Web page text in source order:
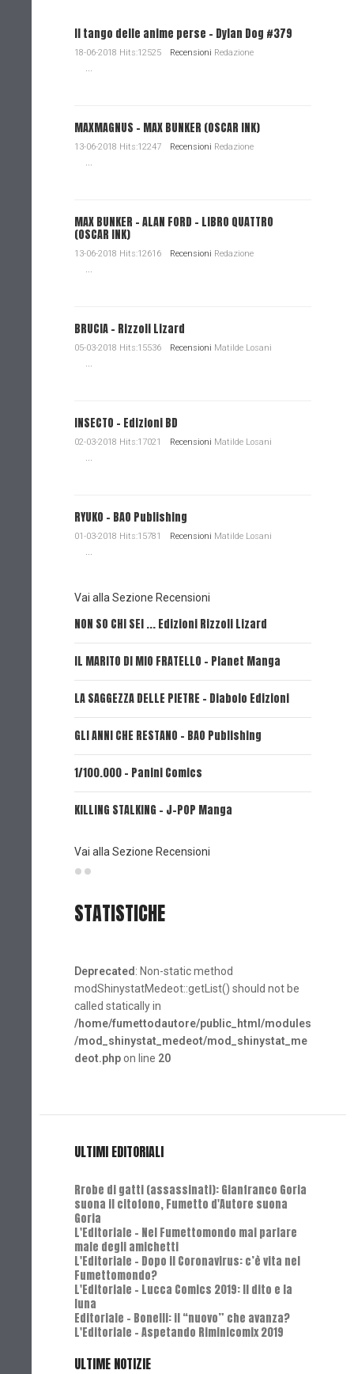
Il tango delle anime perse - Dylan Dog #379
18-06-2018 Hits:12525 Recensioni Redazione
MAXMAGNUS – MAX BUNKER (OSCAR INK)
13-06-2018 Hits:12247 Recensioni Redazione
MAX BUNKER – ALAN FORD – LIBRO QUATTRO
(OSCAR INK)
13-06-2018 Hits:12616 Recensioni Redazione
BRUCIA - Rizzoli Lizard
05-03-2018 Hits:15536 Recensioni Matilde Losani
INSECTO - Edizioni BD
02-03-2018 Hits:17021 Recensioni Matilde Losani
RYUKO - BAO Publishing
01-03-2018 Hits:15781 Recensioni Matilde Losani
Vai alla Sezione Recensioni
NON SO CHI SEI ... Edizioni Rizzoli Lizard
IL MARITO DI MIO FRATELLO - Planet Manga
LA SAGGEZZA DELLE PIETRE - Diabolo Edizioni
GLI ANNI CHE RESTANO - BAO Publishing
1/100.000 - Panini Comics
KILLING STALKING - J-POP Manga
Vai alla Sezione Recensioni
STATISTICHE
Deprecated: Non-static method
modShinystatMedeot::getList() should not be
called statically in
/home/fumettodautore/public_html/modules
/mod_shinystat_medeot/mod_shinystat_me
deot.phpon line 20
ULTIMI EDITORIALI
Rrobe di gatti (assassinati): Gianfranco Goria
suona il citofono, Fumetto d'Autore suona
Goria
L'Editoriale - Nel Fumettomondo mai parlare
male degli amichetti
L'Editoriale - Dopo il Coronavirus: c’è vita nel
Fumettomondo?
L'Editoriale - Lucca Comics 2019: Il dito e la
luna
Editoriale - Bonelli: il “nuovo” che avanza?
L'Editoriale - Aspetando Riminicomix 2019
ULTIME NOTIZIE